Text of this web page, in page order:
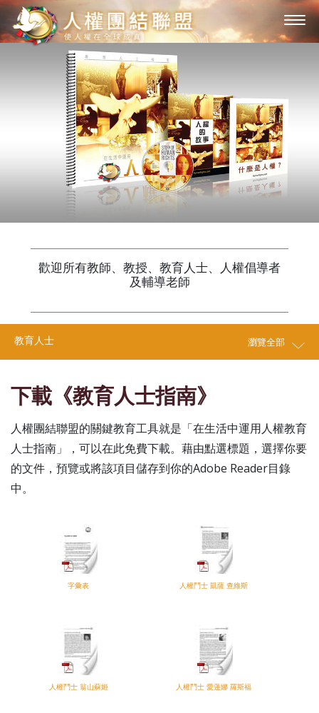
歡迎所有教師、教授、教育人士、人權倡導者
及輔導老師
教育人士 瀏覽全部
下載《教育人士指南》
人權團結聯盟的關鍵教育工具就是 「在生活中運用人權教育
人士指南」
，可以在此免費下載。藉由點選標題，選擇你要
的文件，預覽或將該項目儲存到你的Adobe Reader目錄
中。
字彙表 人權鬥士 凱薩 查維斯
人權鬥士 翁山蘇姬 人權鬥士 愛蓮娜 羅斯福